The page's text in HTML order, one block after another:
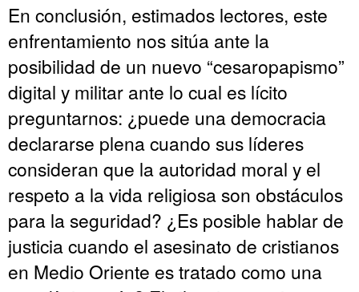
En conclusión, estimados lectores, este
enfrentamiento nos sitúa ante la
posibilidad de un nuevo “cesaropapismo”
digital y militar ante lo cual es lícito
preguntarnos: ¿puede una democracia
declararse plena cuando sus líderes
consideran que la autoridad moral y el
respeto a la vida religiosa son obstáculos
para la seguridad? ¿Es posible hablar de
justicia cuando el asesinato de cristianos
en Medio Oriente es tratado como una